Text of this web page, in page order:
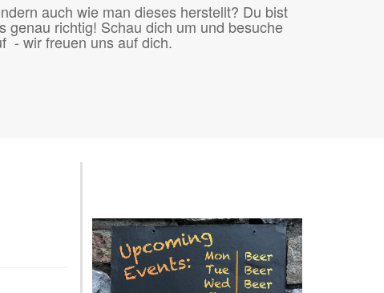
auch wie man dieses herstellt? Du bist
genau richtig! Schau dich um und besuche
- wir freuen uns auf dich.